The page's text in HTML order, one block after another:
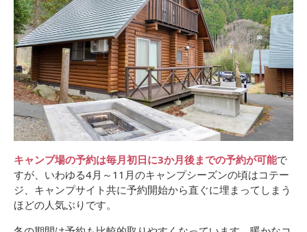
キャンプ場の予約は毎月初日に3か月後までの予約が可能で
すが、いわゆる4月～11月のキャンプシーズンの頃はコテー
ジ、キャンプサイト共に予約開始から直ぐに埋まってしまう
ほどの人気ぶりです。